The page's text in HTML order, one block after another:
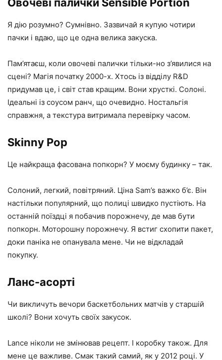
Я дію розумно? Сумнівно. Зазвичай я купую чотири
пачки і вдаю, що це одна велика закуска.
Пам’ятаєш, коли овочеві палички тільки-но з’явилися на
сцені? Магія початку 2000-х. Хтось із відділу R&D
придумав це, і світ став кращим. Вони хрусткі. Солоні.
Ідеальні із соусом ранч, що очевидно. Ностальгія
справжня, а текстура витримала перевірку часом.
Skinny Pop
Це найкраща фасована попкорн? У моєму будинку – так.
Солоний, легкий, повітряний. Ціна Sam’s важко б’є. Він
настільки популярний, що полиці швидко пустіють. На
останній поїздці я побачив порожнечу, де мав бути
попкорн. Моторошну порожнечу. Я встиг схопити пакет,
доки паніка не опанувала мене. Чи не відкладай
покупку.
Ланс-асорті
Чи викличуть вечори баскетбольних матчів у старшій
школі? Вони хочуть своїх закусок.
Lance ніколи не змінював рецепт. І коробку також. Для
мене це важливе. Смак такий самий, як у 2012 році. У